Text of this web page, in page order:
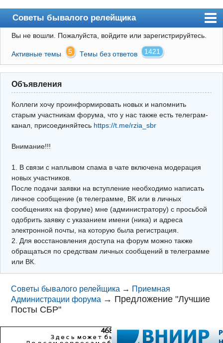
Советы бывалого релейщика
Форум
Правила
Поиск
Регистрация
Архив
Почта
Поиск релейщика
Видео РЗиА
Фотохостинг
Телеграм
Вы не вошли. Пожалуйста, войдите или зарегистрируйтесь.
Активные темы 5 Темы без ответов 1421
Объявления
Коллеги хочу проинформировать новых и напомнить
старым участникам форума, что у нас также есть телеграм-
канал, присоединяйтесь https://t.me/rzia_sbr
Внимание!!!
1. В связи с наплывом спама в чате включена модерация
новых участников.
После подачи заявки на вступление необходимо написать
личное сообщение (в телеграмме, ВК или в личных
сообщениях на форуме) мне (администратору) с просьбой
одобрить заявку с указанием имени (ника) и адреса
электронной почты, на которую была регистрация.
2. Для восстановления доступа на форум можно также
обращаться по средствам личных сообщений в телеграмме
или ВК.
Советы бывалого релейщика → Приемная
Администрации форума → Предложение "Лучшие
Посты СБР"